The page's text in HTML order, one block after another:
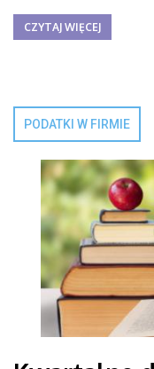
CZYTAJ WIĘCEJ
PODATKI W FIRMIE